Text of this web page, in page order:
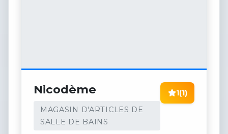
Nicodème
MAGASIN D'ARTICLES DE
SALLE DE BAINS
1(1)